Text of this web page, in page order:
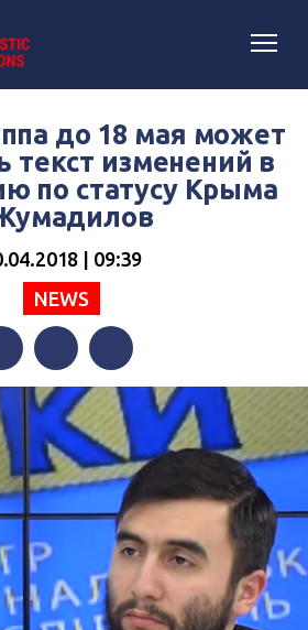
до 18 мая может
текст изменений в
по статусу Крыма
| 09:39
NEWS
TwitterTelegram